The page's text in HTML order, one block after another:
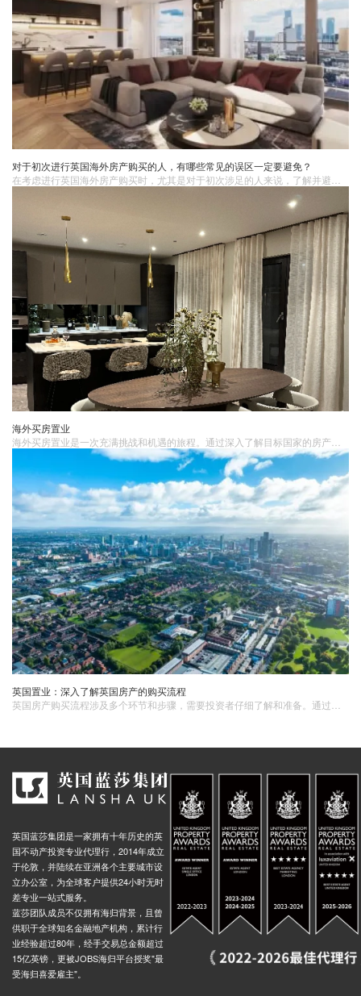
对于初次进行英国海外房产购买的人，有哪些常见的误区一定要避免？
海外买房置业
英国置业：深入了解英国房产的购买流程
英国蓝莎集团是一家拥有十年历史的英
国不动产投资专业代理行，2014年成立
于伦敦，并陆续在亚洲各个主要城市设
立办公室，为全球客户提供24小时无时
差专业一站式服务。
蓝莎团队成员不仅拥有海归背景，且曾
供职于全球知名金融地产机构，累计行
业经验超过80年，经手交易总金额超过
15亿英镑，更被JOBS海归平台授奖"最
受海归喜爱雇主"。